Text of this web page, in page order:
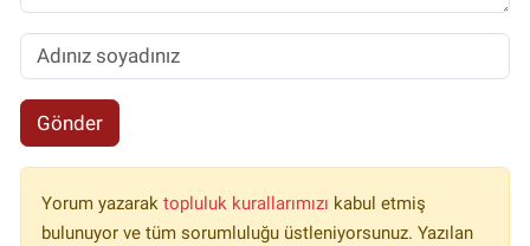
Gönder
Yorum yazarak topluluk kurallarımızı kabul etmiş
bulunuyor ve tüm sorumluluğu üstleniyorsunuz. Yazılan